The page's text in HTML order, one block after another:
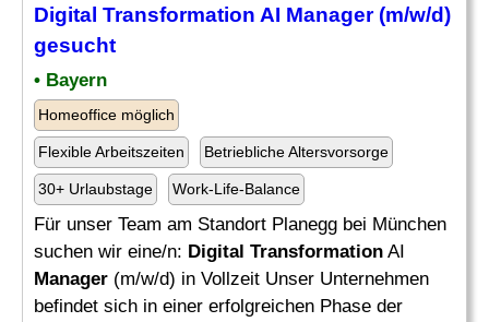
Digital Transformation AI Manager(m/w/d)
gesucht
• Bayern
Homeoffice möglich
Flexible Arbeitszeiten Betriebliche Altersvorsorge
30+ Urlaubstage Work-Life-Balance
Für unser Team am Standort Planegg bei München
suchen wir eine/n: Digital Transformation AI
Manager (m/w/d) in Vollzeit Unser Unternehmen
befindet sich in einer erfolgreichen Phase der